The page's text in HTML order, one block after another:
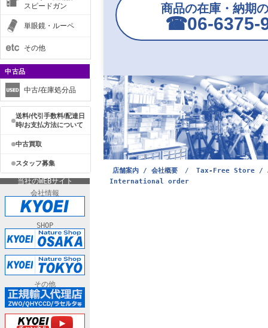
スピードガン
単眼鏡・ルーペ
その他
中古品
中古/在庫処分品
送料/代引手数料/配達日
時/お支払方法について
中古買取
スタッフ募集
当社のWEBサイト
会社情報
SHOP
その他
商品の在庫・納期
☎︎06-6375-
店舗案内 / 会社概要 /
Tax-Free Store /
International order